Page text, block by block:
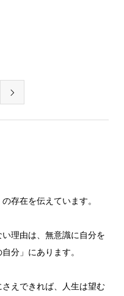

存在を伝えています。
理由は、無意識に自分を
分」にあります。
えできれば、人生は望む